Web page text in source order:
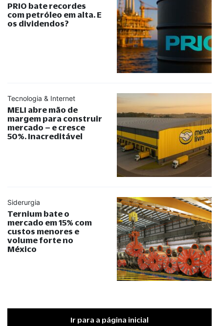
PRIO bate recordes
com petróleo em alta. E
os dividendos?
Tecnologia & Internet
MELI abre mão de
margem para construir
mercado – e cresce
50%. Inacreditável
Siderurgia
Ternium bate o
mercado em 15% com
custos menores e
volume forte no
México
Ir para a página inicial